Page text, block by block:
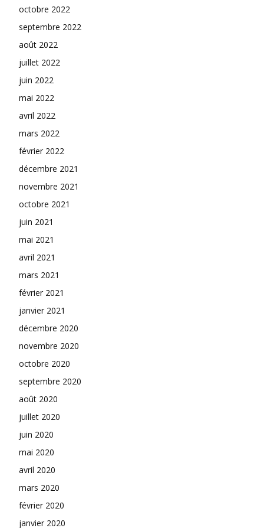
octobre 2022
septembre 2022
août 2022
juillet 2022
juin 2022
mai 2022
avril 2022
mars 2022
février 2022
décembre 2021
novembre 2021
octobre 2021
juin 2021
mai 2021
avril 2021
mars 2021
février 2021
janvier 2021
décembre 2020
novembre 2020
octobre 2020
septembre 2020
août 2020
juillet 2020
juin 2020
mai 2020
avril 2020
mars 2020
février 2020
janvier 2020